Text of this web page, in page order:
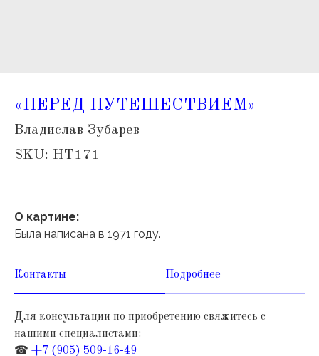
«ПЕРЕД ПУТЕШЕСТВИЕМ»
Владислав Зубарев
SKU: НТ171
О картине:
Была написана в 1971 году.
Контакты Подробнее
Для консультации по приобретению свяжитесь с
нашими специалистами:
☎ +7 (905) 509-16-49